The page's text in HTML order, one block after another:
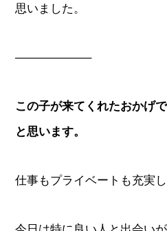
思いました。
——————–
この子が来てくれたおかげ
と思います。
仕事もプライベートも充実し